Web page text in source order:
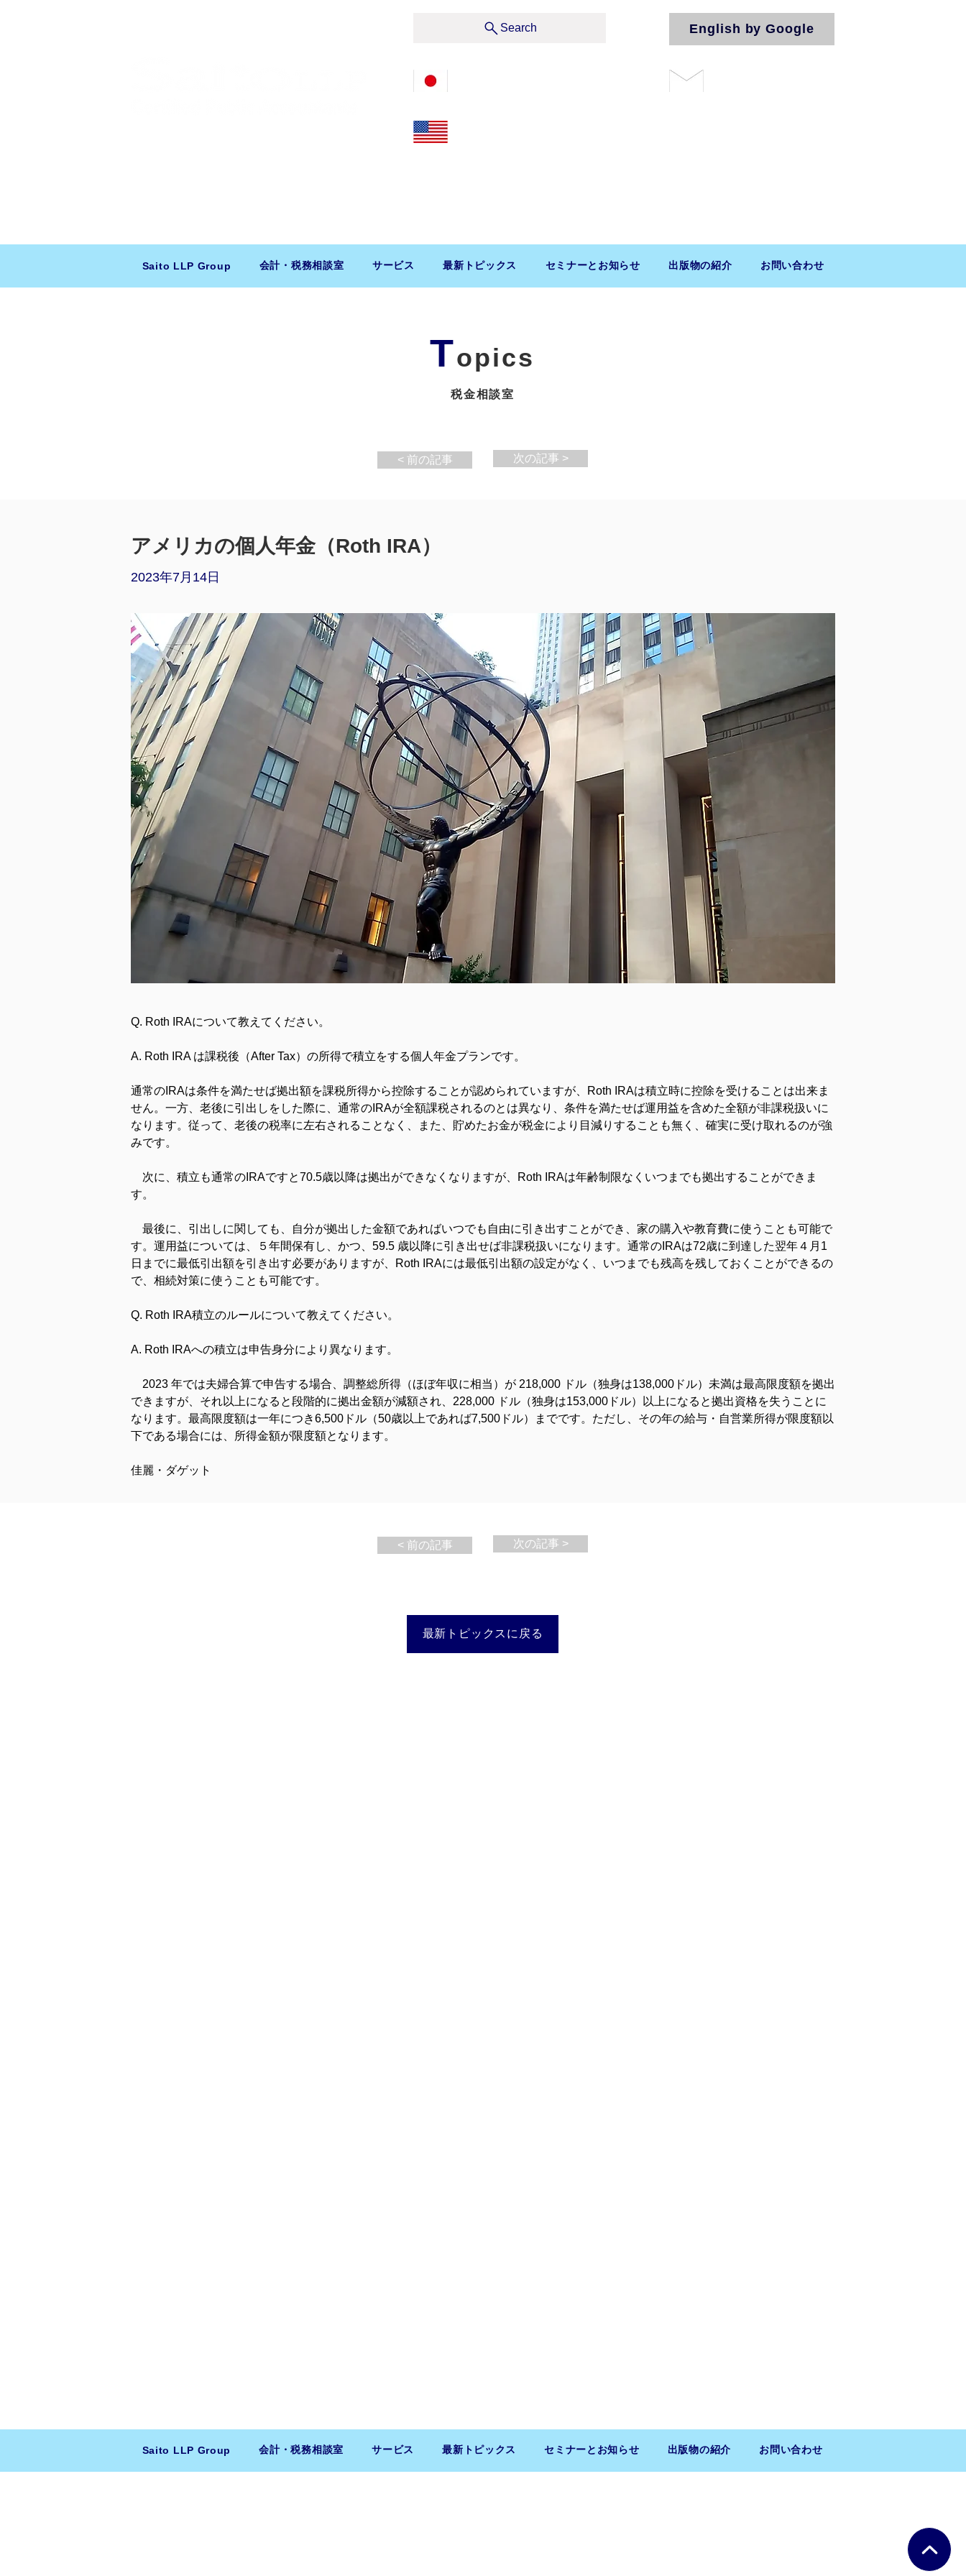
Search English by Google
Saito LLP Group 会計・税務相談室 サービス 最新トピックス セミナーとお知らせ 出版物の紹介 お問い合わせ
Topics
税金相談室
< 前の記事 次の記事 >
アメリカの個人年金（Roth IRA）
2023年7月14日
Q. Roth IRAについて教えてください。
A. Roth IRA は課税後（After Tax）の所得で積立をする個人年金プランです。
通常のIRAは条件を満たせば拠出額を課税所得から控除することが認められていますが、Roth IRAは積立時に控除を受けることは出来ま
せん。一方、老後に引出しをした際に、通常のIRAが全額課税されるのとは異なり、条件を満たせば運用益を含めた全額が非課税扱いに
なります。従って、老後の税率に左右されることなく、また、貯めたお金が税金により目減りすることも無く、確実に受け取れるのが強
みです。
次に、積立も通常のIRAですと70.5歳以降は拠出ができなくなりますが、Roth IRAは年齢制限なくいつまでも拠出することができま
す。
最後に、引出しに関しても、自分が拠出した金額であればいつでも自由に引き出すことができ、家の購入や教育費に使うことも可能で
す。運用益については、５年間保有し、かつ、59.5 歳以降に引き出せば非課税扱いになります。通常のIRAは72歳に到達した翌年４月1
日までに最低引出額を引き出す必要がありますが、Roth IRAには最低引出額の設定がなく、いつまでも残高を残しておくことができるの
で、相続対策に使うことも可能です。
Q. Roth IRA積立のルールについて教えてください。
A. Roth IRAへの積立は申告身分により異なります。
2023 年では夫婦合算で申告する場合、調整総所得（ほぼ年収に相当）が 218,000 ドル（独身は138,000ドル）未満は最高限度額を拠出
できますが、それ以上になると段階的に拠出金額が減額され、228,000 ドル（独身は153,000ドル）以上になると拠出資格を失うことに
なります。最高限度額は一年につき6,500ドル（50歳以上であれば7,500ドル）までです。ただし、その年の給与・自営業所得が限度額以
下である場合には、所得金額が限度額となります。
佳麗・ダゲット
< 前の記事 次の記事 >
最新トピックスに戻る
Saito LLP Group 会計・税務相談室 サービス 最新トピックス セミナーとお知らせ 出版物の紹介 お問い合わせ